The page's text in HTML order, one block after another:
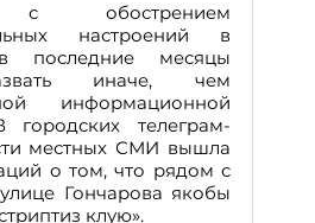
с обострением
настроений в
последние месяцы
иначе, чем
информационной
городских телеграм-
местных СМИ вышла
о том, что рядом с
Гончарова якобы
клую».